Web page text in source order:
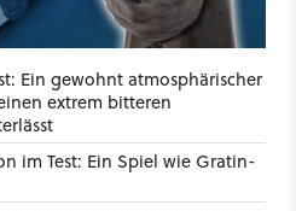
Ein gewohnt atmosphärischer
extrem bitteren
im Test: Ein Spiel wie Gratin-